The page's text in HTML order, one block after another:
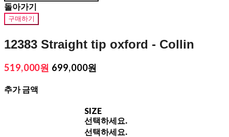
돌아가기
구매하기
12383 Straight tip oxford - Collin
519,000원 699,000원
추가 금액
SIZE
선택하세요.
선택하세요.